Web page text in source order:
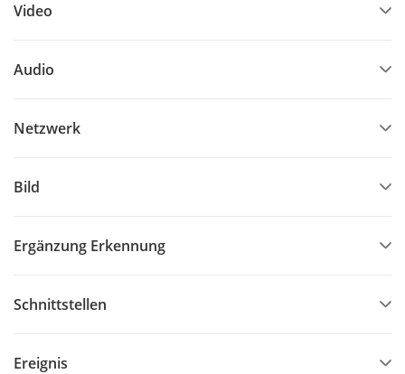
Video
Audio
Netzwerk
Bild
Ergänzung Erkennung
Schnittstellen
Ereignis